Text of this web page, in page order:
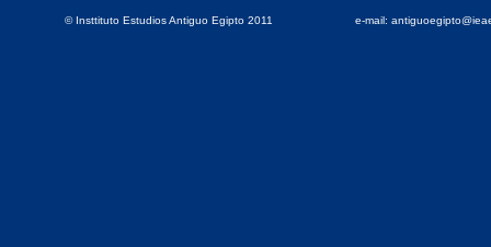
© Insttituto Estudios Antiguo Egipto 2011 e-mail: